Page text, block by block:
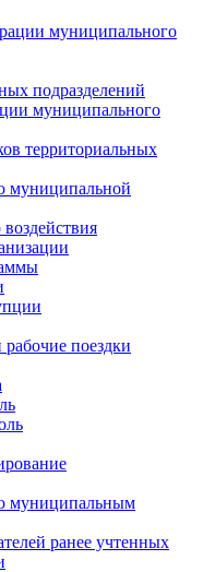
муниципального
подразделений
муниципального
территориальных
муниципальной
поездки
муниципальным
ранее учтенных